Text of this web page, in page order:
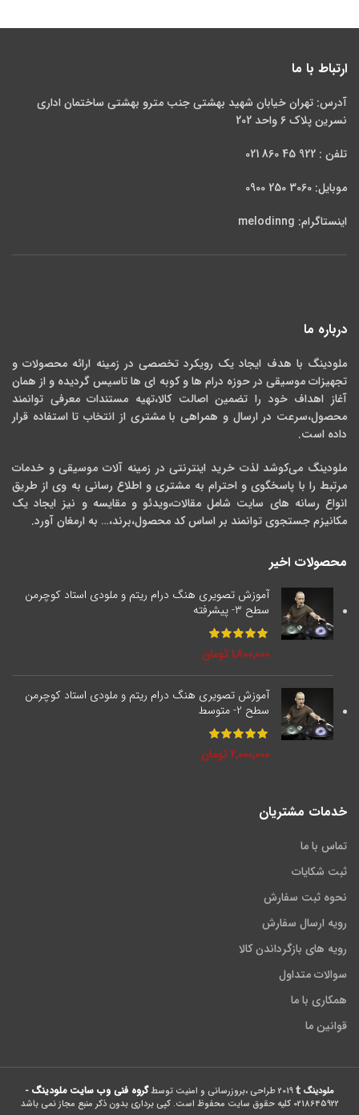
دلخواه خود را به ما سفارش دهید تا
این ساز یک کیف، روغن نگهدارنده و
می شود. در صورت عدم موجودی ساز
شما در مدت یک هفته تا ده روز
تحویل می گردد.
ارتباط با ما
آدرس: تهران خیابان شهید بهشتی جنب مترو بهشتی ساختمان اداری
نسرین پلاک 6 واحد 202
تلفن : 922 45 860 021
موبایل: 3060 250 0900
اینستاگرام: melodinng
درباره ما
ملودینگ با هدف ایجاد یک رویکرد تخصصی در زمینه ارائه محصولات و
تجهیزات موسیقی در حوزه درام ها و کوبه ای ها تاسیس گردیده و از همان
آغاز اهداف خود را تضمین اصالت کالا،تهیه مستندات معرفی توانمند
محصول،سرعت در ارسال و همراهی با مشتری از انتخاب تا استفاده قرار
داده است.
ملودینگ می‌کوشد لذت خرید اینترنتی در زمینه آلات موسیقی و خدمات
مرتبط را با پاسخگوی و احترام به مشتری و اطلاع رسانی به وی از طریق
انواع رسانه های سایت شامل مقالات،ویدئو و مقایسه و نیز ایجاد یک
مکانیزم جستجوی توانمند بر اساس کد محصول،برند،… به ارمغان آورد.
محصولات اخیر
آموزش تصویری هنگ درام ریتم و ملودی استاد کوچرمن
سطح 3- پیشرفته
1,800,000 تومان
آموزش تصویری هنگ درام ریتم و ملودی استاد کوچرمن
سطح 2- متوسط
2,000,000 تومان
خدمات مشتریان
تماس با ما
ثبت شکایات
نحوه ثبت سفارش
رویه ارسال سفارش
رویه های بازگرداندن کالا
سوالات متداول
همکاری با ما
قوانین ما
ملودینگ گروه فنی وب سایت ملودینگ-
0218645922 کلیه حقوق سایت محفوظ است. کپی برداری بدون ذکر منبع مجاز نمی باشد